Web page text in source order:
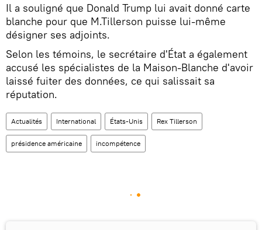
Il a souligné que Donald Trump lui avait donné carte
blanche pour que M.Tillerson puisse lui-même
désigner ses adjoints.
Selon les témoins, le secrétaire d'État a également
accusé les spécialistes de la Maison-Blanche d'avoir
laissé fuiter des données, ce qui salissait sa
réputation.
Actualités International États-Unis Rex Tillerson
présidence américaine incompétence